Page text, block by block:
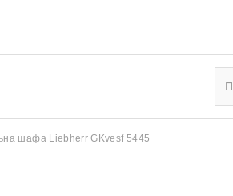
шафа Liebherr GKvesf 5445